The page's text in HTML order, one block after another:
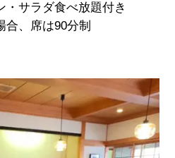
サラダ食べ放題付き
合、席は90分制